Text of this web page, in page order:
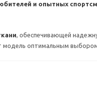
и опытных
, обеспечивающей
модель оптимальным